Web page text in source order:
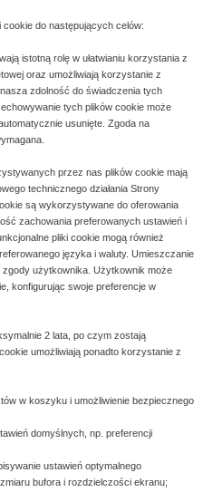
do następujących celów:
istotną rolę w ułatwianiu korzystania z
oraz umożliwiają korzystanie z
zdolność do świadczenia tych
tych plików cookie może
usunięte. Zgoda na
przez nas plików cookie mają
technicznego działania Strony
są wykorzystywane do oferowania
zachowania preferowanych ustawień i
pliki cookie mogą również
języka i waluty. Umieszczanie
użytkownika. Użytkownik może
konfigurując swoje preferencje w
2 lata, po czym zostają
umożliwiają ponadto korzystanie z
w koszyku i umożliwienie bezpiecznego
domyślnych, np. preferencji
ustawień optymalnego
bufora i rozdzielczości ekranu;